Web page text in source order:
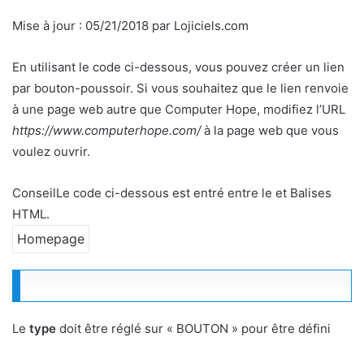
Mise à jour : 05/21/2018 par Lojiciels.com
En utilisant le code ci-dessous, vous pouvez créer un lien
par bouton-poussoir. Si vous souhaitez que le lien renvoie
à une page web autre que Computer Hope, modifiez l’URL
https://www.computerhope.com/à la page web que vous
voulez ouvrir.
ConseilLe code ci-dessous est entré entre le et Balises
HTML.
Le type doit être réglé sur « BOUTON » pour être défini